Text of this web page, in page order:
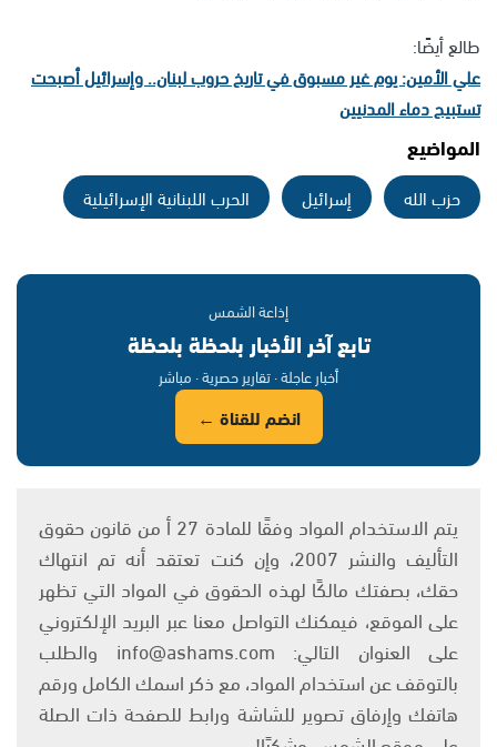
طالع أيضًا:
علي الأمين: يوم غير مسبوق في تاريخ حروب لبنان.. وإسرائيل أصبحت
تستبيح دماء المدنيين
المواضيع
حزب الله إسرائيل الحرب اللبنانية الإسرائيلية
إذاعة الشمس
تابع آخر الأخبار بلحظة بلحظة
أخبار عاجلة · تقارير حصرية · مباشر
انضم للقناة ←
يتم الاستخدام المواد وفقًا للمادة 27 أ من قانون حقوق
التأليف والنشر 2007، وإن كنت تعتقد أنه تم انتهاك
حقك، بصفتك مالكًا لهذه الحقوق في المواد التي تظهر
على الموقع، فيمكنك التواصل معنا عبر البريد الإلكتروني
على العنوان التالي: info@ashams.com والطلب
بالتوقف عن استخدام المواد، مع ذكر اسمك الكامل ورقم
هاتفك وإرفاق تصوير للشاشة ورابط للصفحة ذات الصلة